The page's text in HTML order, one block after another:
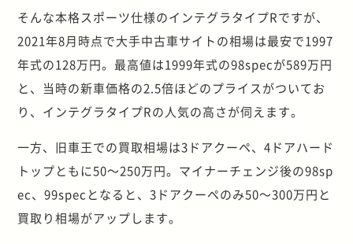
そんな本格スポーツ仕様のインテグラタイプRですが、
2021年8月時点で大手中古車サイトの相場は最安で1997
年式の128万円。最高値は1999年式の98specが589万円
と、当時の新車価格の2.5倍ほどのプライスがついてお
り、インテグラタイプRの人気の高さが伺えます。
一方、旧車王での買取相場は3ドアクーペ、4ドアハード
トップともに50～250万円。マイナーチェンジ後の98sp
ec、99specとなると、3ドアクーペのみ50～300万円と
買取り相場がアップします。